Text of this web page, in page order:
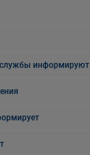
службы информируют